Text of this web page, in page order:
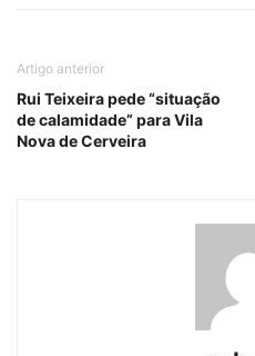
Artigo anterior
Rui Teixeira pede “situação
de calamidade” para Vila
Nova de Cerveira